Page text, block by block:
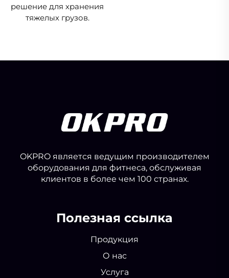
решение для хранения
тяжелых грузов.
OKPRO является ведущим производителем
оборудования для фитнеса, обслуживая
клиентов в более чем 100 странах.
Полезная ссылка
Продукция
О нас
Услуга